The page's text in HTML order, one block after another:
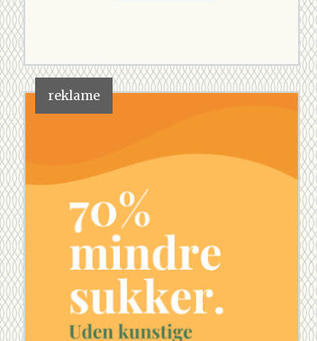
reklame